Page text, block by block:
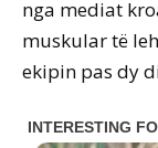
nga mediat
muskular të
ekipin pas dy